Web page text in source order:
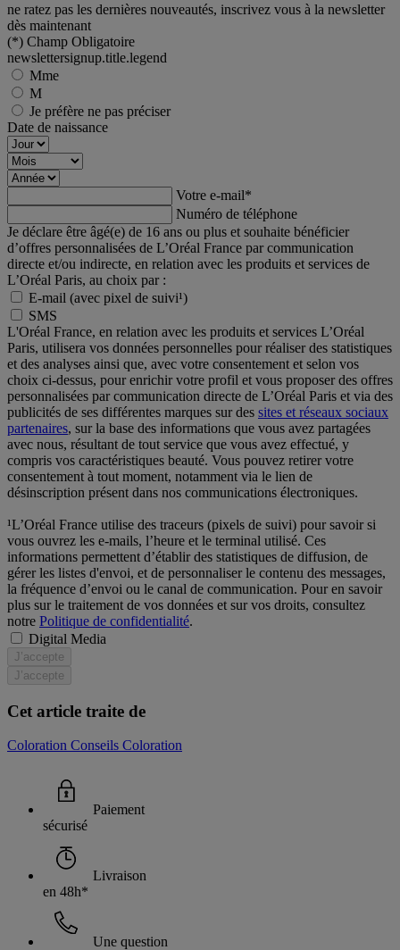
ne ratez pas les dernières nouveautés, inscrivez vous à la newsletter
dès maintenant
(*) Champ Obligatoire
newslettersignup.title.legend
Mme
M
Je préfère ne pas préciser
Date de naissance
Votre e-mail*
Numéro de téléphone
Je déclare être âgé(e) de 16 ans ou plus et souhaite bénéficier
d’offres personnalisées de L’Oréal France par communication
directe et/ou indirecte, en relation avec les produits et services de
L’Oréal Paris, au choix par :
E-mail (avec pixel de suivi¹)
SMS
L'Oréal France, en relation avec les produits et services L’Oréal
Paris, utilisera vos données personnelles pour réaliser des statistiques
et des analyses ainsi que, avec votre consentement et selon vos
choix ci-dessus, pour enrichir votre profil et vous proposer des offres
personnalisées par communication directe de L’Oréal Paris et via des
publicités de ses différentes marques sur des sites et réseaux sociaux
partenaires, sur la base des informations que vous avez partagées
avec nous, résultant de tout service que vous avez effectué, y
compris vos caractéristiques beauté. Vous pouvez retirer votre
consentement à tout moment, notamment via le lien de
désinscription présent dans nos communications électroniques.
¹L’Oréal France utilise des traceurs (pixels de suivi) pour savoir si
vous ouvrez les e-mails, l’heure et le terminal utilisé. Ces
informations permettent d’établir des statistiques de diffusion, de
gérer les listes d'envoi, et de personnaliser le contenu des messages,
la fréquence d’envoi ou le canal de communication. Pour en savoir
plus sur le traitement de vos données et sur vos droits, consultez
notre Politique de confidentialité.
Digital Media
J’accepte
J’accepte
Cet article traite de
Coloration Conseils Coloration
Paiement
sécurisé
Livraison
en 48h*
Une question